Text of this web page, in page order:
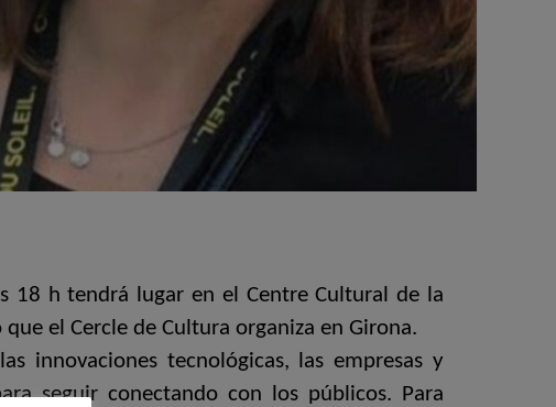
18 h tendrá lugar en el Centre Cultural de la
el Cercle de Cultura organiza en Girona.
innovaciones tecnológicas, las empresas y
seguir conectando con los públicos. Para